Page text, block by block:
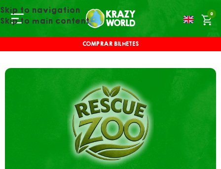
Skip to navigation
Skip to main content
0
COMPRAR BILHETES